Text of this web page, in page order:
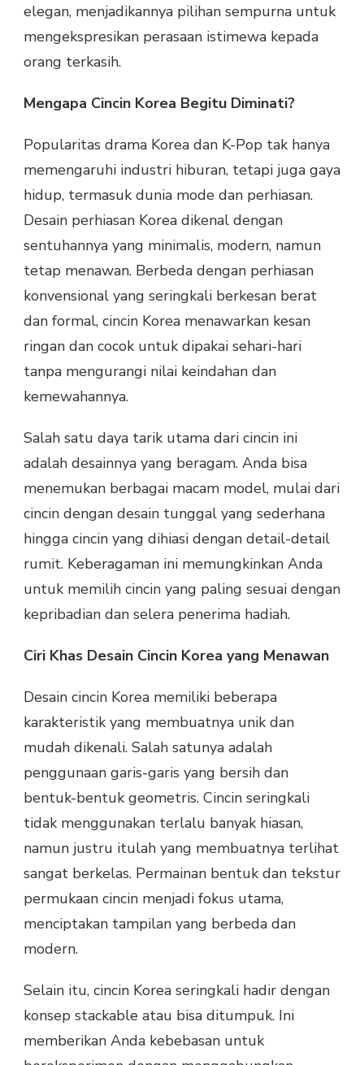
elegan, menjadikannya pilihan sempurna untuk
mengekspresikan perasaan istimewa kepada
orang terkasih.
Mengapa Cincin Korea Begitu Diminati?
Popularitas drama Korea dan K-Pop tak hanya
memengaruhi industri hiburan, tetapi juga gaya
hidup, termasuk dunia mode dan perhiasan.
Desain perhiasan Korea dikenal dengan
sentuhannya yang minimalis, modern, namun
tetap menawan. Berbeda dengan perhiasan
konvensional yang seringkali berkesan berat
dan formal, cincin Korea menawarkan kesan
ringan dan cocok untuk dipakai sehari-hari
tanpa mengurangi nilai keindahan dan
kemewahannya.
Salah satu daya tarik utama dari cincin ini
adalah desainnya yang beragam. Anda bisa
menemukan berbagai macam model, mulai dari
cincin dengan desain tunggal yang sederhana
hingga cincin yang dihiasi dengan detail-detail
rumit. Keberagaman ini memungkinkan Anda
untuk memilih cincin yang paling sesuai dengan
kepribadian dan selera penerima hadiah.
Ciri Khas Desain Cincin Korea yang Menawan
Desain cincin Korea memiliki beberapa
karakteristik yang membuatnya unik dan
mudah dikenali. Salah satunya adalah
penggunaan garis-garis yang bersih dan
bentuk-bentuk geometris. Cincin seringkali
tidak menggunakan terlalu banyak hiasan,
namun justru itulah yang membuatnya terlihat
sangat berkelas. Permainan bentuk dan tekstur
permukaan cincin menjadi fokus utama,
menciptakan tampilan yang berbeda dan
modern.
Selain itu, cincin Korea seringkali hadir dengan
konsep stackable atau bisa ditumpuk. Ini
memberikan Anda kebebasan untuk